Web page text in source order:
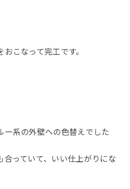
こなって完工です。
ー系の外壁への色替えでした
っていて、いい仕上がりにな